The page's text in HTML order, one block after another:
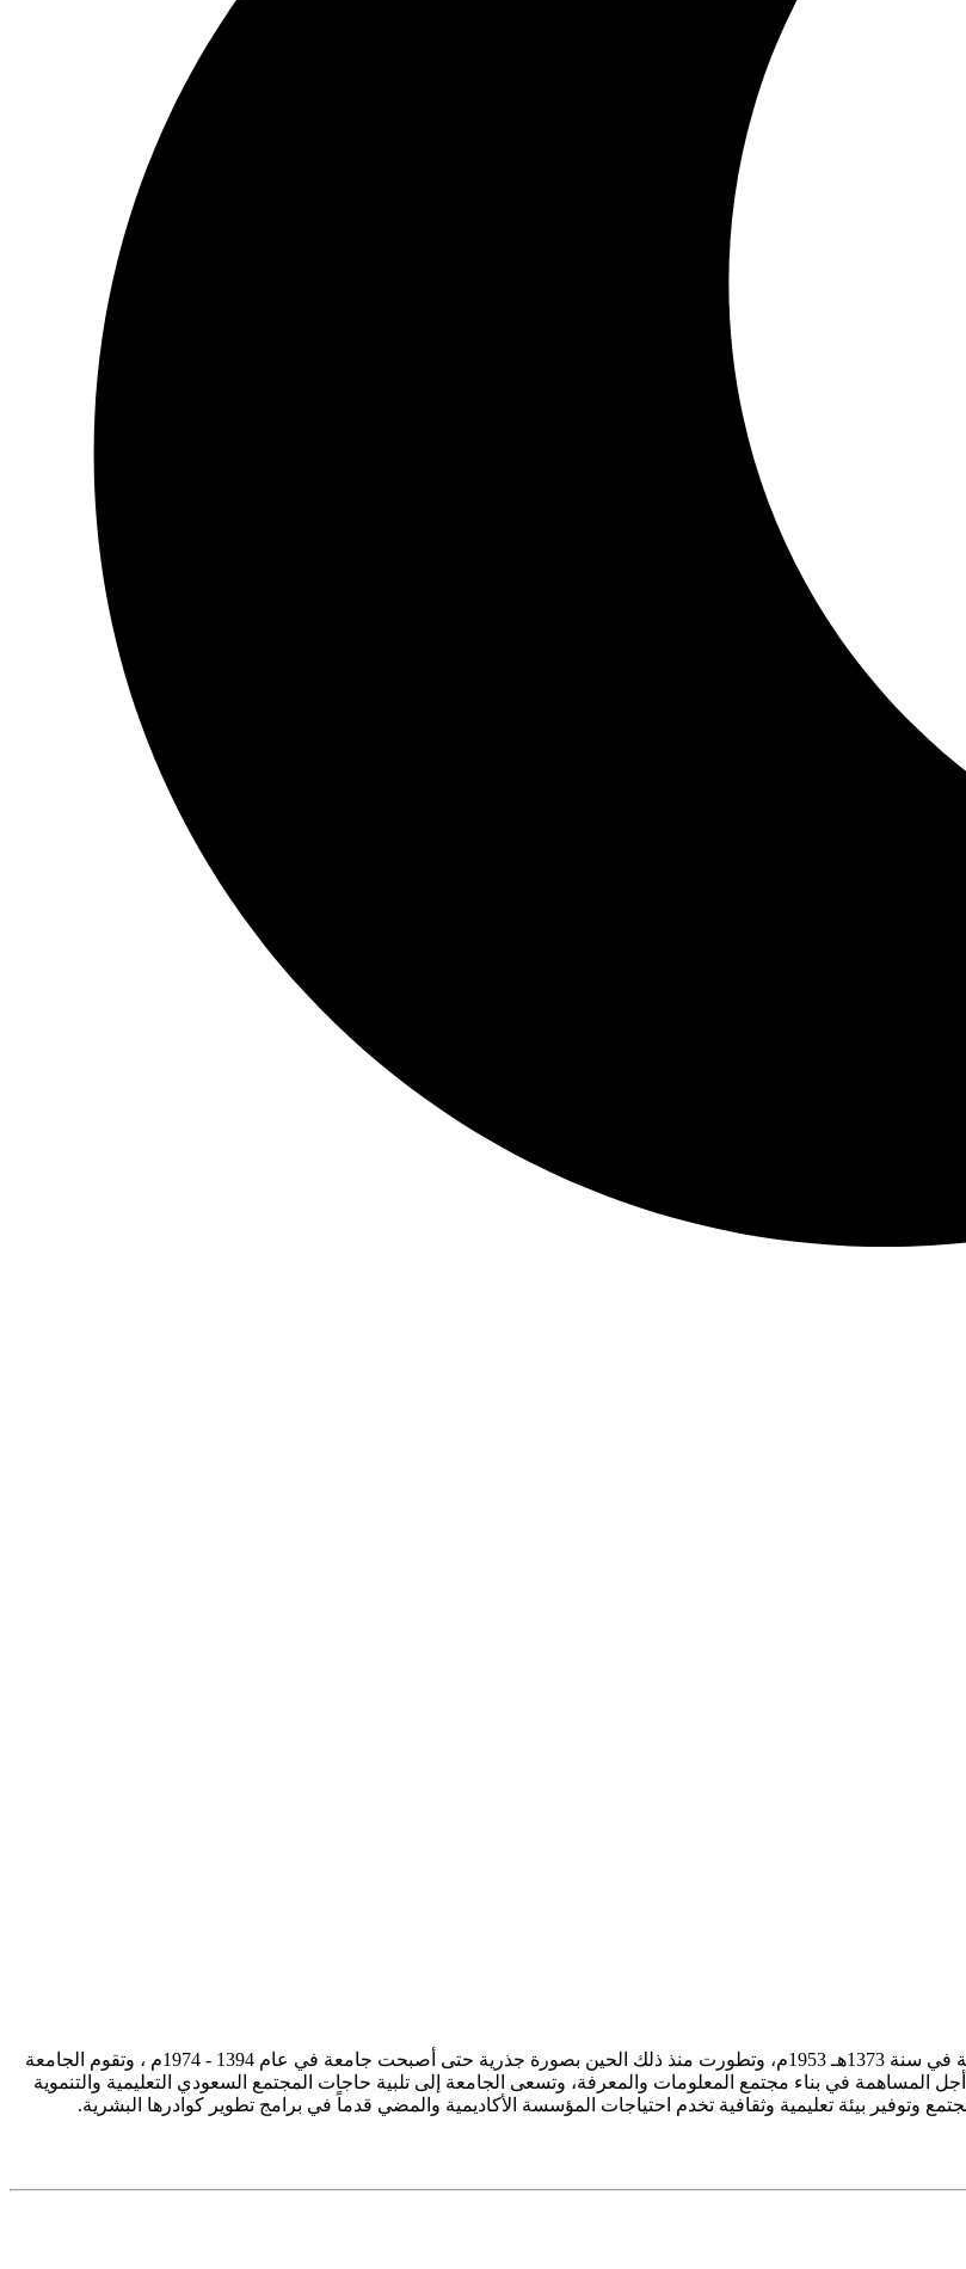
تأسست جامعة الإمام محمد بن سعود الإسلامية ممثلة في كلية الشريعة في سنة 1373هـ 1953م، وتطورت منذ ذلك الحين بصورة جذرية حتى أصبحت جامعة في عام 1394 - 1974م ، وتقوم الجامعة
أجل المساهمة في بناء مجتمع المعلومات والمعرفة، وتسعى الجامعة إلى تلبية حاجات المجتمع السعودي التعليمية والتنموية
وتوفير بيئة تعليمية وثقافية تخدم احتياجات المؤسسة الأكاديمية والمضي قدماً في برامج تطوير كوادرها البشرية.